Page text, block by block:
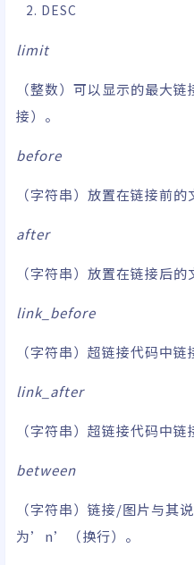
DESC
limit
（整数）可以显示的最大
接）。
before
（字符串）放置在链接前
after
（字符串）放置在链接后
link_before
（字符串）超链接代码中
link_after
（字符串）超链接代码中
between
（字符串）链接/图片与其
为’n’（换行）。